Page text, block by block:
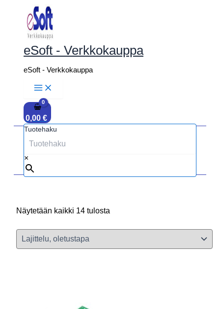
sisältöön
eSoft - Verkkokauppa
eSoft - Verkkokauppa
0,00 €
Tuotehaku
×
Näytetään kaikki 14 tulosta